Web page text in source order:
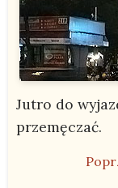
Jutro do
przemęczać.